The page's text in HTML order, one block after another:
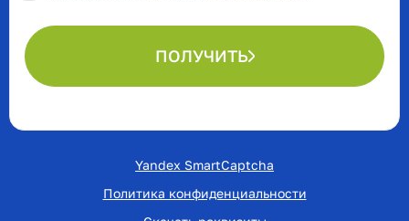
ПОЛУЧИТЬ
Yandex SmartCaptcha
Политика конфиденциальности